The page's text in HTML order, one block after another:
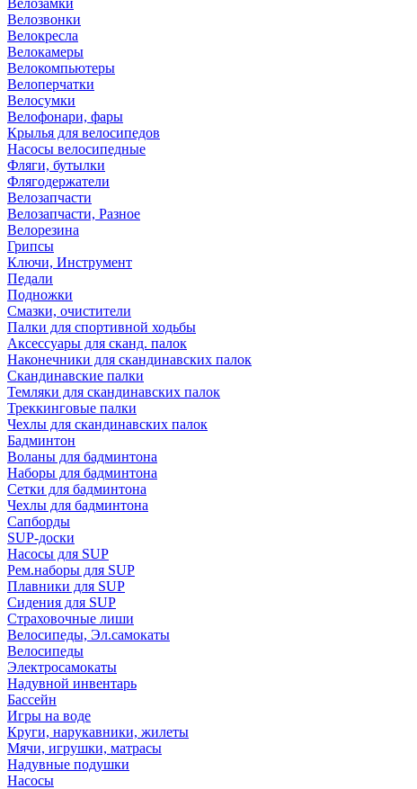
Велозамки
Велозвонки
Велокресла
Велокамеры
Велокомпьютеры
Велоперчатки
Велосумки
Велофонари, фары
Крылья для велосипедов
Насосы велосипедные
Фляги, бутылки
Флягодержатели
Велозапчасти
Велозапчасти, Разное
Велорезина
Грипсы
Ключи, Инструмент
Педали
Подножки
Смазки, очистители
Палки для спортивной ходьбы
Аксессуары для сканд. палок
Наконечники для скандинавских палок
Скандинавские палки
Темляки для скандинавских палок
Треккинговые палки
Чехлы для скандинавских палок
Бадминтон
Воланы для бадминтона
Наборы для бадминтона
Сетки для бадминтона
Чехлы для бадминтона
Сапборды
SUP-доски
Насосы для SUP
Рем.наборы для SUP
Плавники для SUP
Сидения для SUP
Страховочные лиши
Велосипеды, Эл.самокаты
Велосипеды
Электросамокаты
Надувной инвентарь
Бассейн
Игры на воде
Круги, нарукавники, жилеты
Мячи, игрушки, матрасы
Надувные подушки
Насосы